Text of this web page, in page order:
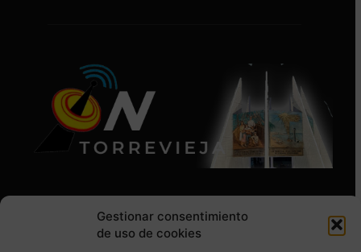
Gestionar consentimiento
de uso de cookies